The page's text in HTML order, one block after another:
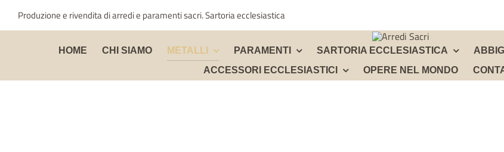
Produzione e rivendita di arredi e paramenti sacri. Sartoria ecclesiastica
HOME CHI SIAMO METALLI PARAMENTI SARTORIA ECCLESIASTICA
ACCESSORI ECCLESIASTICI
OPERE NEL MONDO